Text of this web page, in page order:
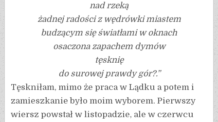
nad rzeką
żadnej radości z wędrówki miastem
budzącym się światłami w oknach
osaczona zapachem dymów
tęsknię
do surowej prawdy gór?.”
Tęskniłam, mimo że praca w Lądku a potem i
zamieszkanie było moim wyborem. Pierwszy
wiersz powstał w listopadzie, ale w czerwcu